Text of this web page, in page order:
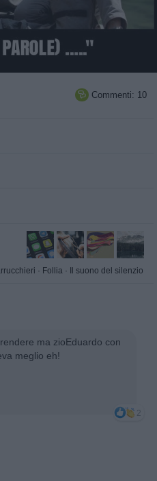
 Commenti: 10
· Follia · Il suono del silenzio
ma zioEduardo con
meglio eh!
2